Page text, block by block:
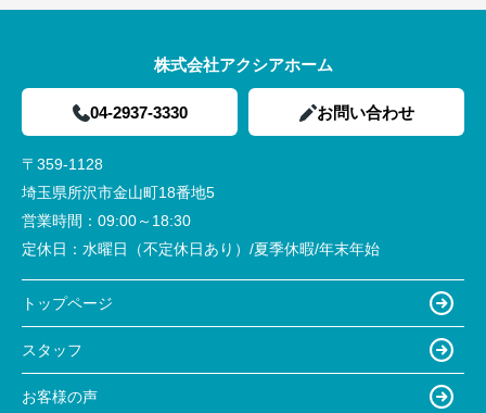
株式会社アクシアホーム
04-2937-3330 お問い合わせ
〒359-1128
埼玉県所沢市金山町18番地5
営業時間： 09:00～18:30
定休日： 水曜日（不定休日あり）/夏季休暇/年末年始
トップページ
スタッフ
お客様の声